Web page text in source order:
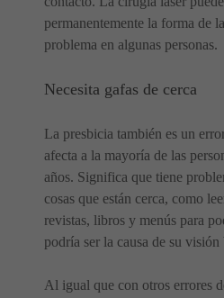
permanentemente la forma de
problema en algunas personas.
Necesita gafas de cerca
La presbicia también es un
afecta a la mayoría de las
años. Significa que tiene
cosas que están cerca, como
revistas, libros y menús para
podría ser la causa de su visión
Al igual que con otros errores